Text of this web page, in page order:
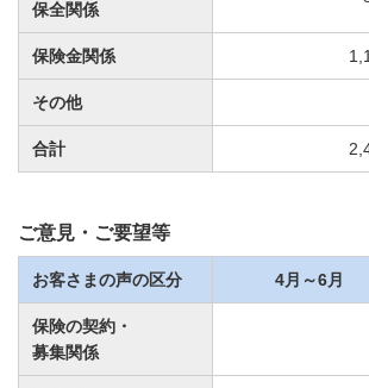
保全関係
保険金関係
その他
合計
ご意見・ご要望等
お客さまの声の区分 4月～6月
保険の契約・
募集関係